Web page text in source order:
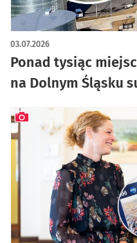
Ponad tysiąc
na Dolnym Śląsku
03.07.2026